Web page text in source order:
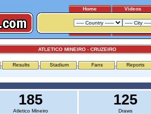
Home Videos
ATLETICO MINEIRO - CRUZEIRO
Results Stadium Fans Reports
185
Atletico Mineiro
125
Draws